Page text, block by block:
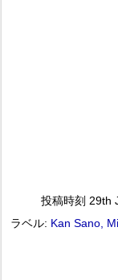
投稿時刻 29th
ラベル: Kan Sano